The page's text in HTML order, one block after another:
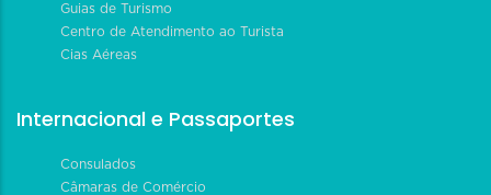
Guias de Turismo
Centro de Atendimento ao Turista
Cias Aéreas
Internacional e Passaportes
Consulados
Câmaras de Comércio